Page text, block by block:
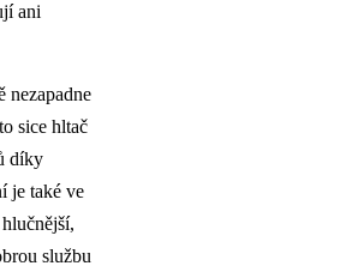
ani
nezapadne
sice hltač
díky
je také ve
službu